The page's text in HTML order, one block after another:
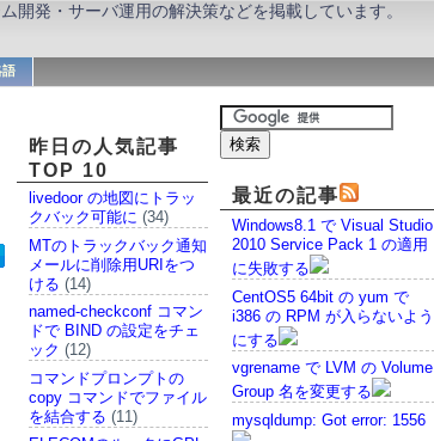
開発・サーバ運用の解決策などを掲載しています。
語
最近の記事
Windows8.1 で Visual Studio
2010 Service Pack 1 の適用
に失敗する
CentOS5 64bit の yum で
i386 の RPM が入らないよう
にする
vgrename で LVM の Volume
Group 名を変更する
mysqldump: Got error: 1556
昨日の人気記事
TOP 10
livedoor の地図にトラッ
クバック可能に (34)
MTのトラックバック通知
メールに削除用URIをつ
ける (14)
named-checkconf コマン
ドで BIND の設定をチェ
ック (12)
コマンドプロンプトの
copy コマンドでファイル
を結合する (11)